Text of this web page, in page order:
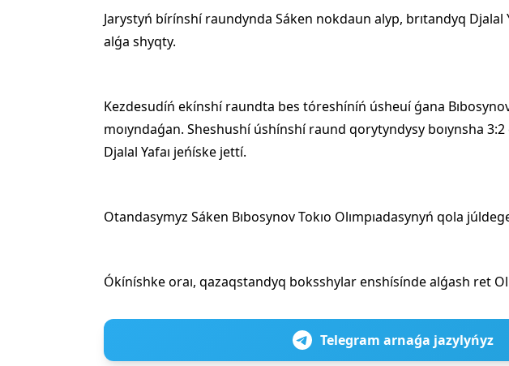
Jarystyń bírínshí raundynda Sáken nokdaun alyp, brıtandyq Djalal
alǵa shyqty.
Kezdesudíń ekínshí raundta bes tóreshíníń úsheuí ǵana
moıyndaǵan. Sheshushí úshínshí raund qorytyndysy boıynsha 3:2
Djalal Yafaı jeńíske jettí.
Otandasymyz Sáken Bıbosynov Tokıo Olımpıadasynyń qola
Ókíníshke oraı, qazaqstandyq boksshylar enshísínde alǵash ret
Telegram arnaǵa jazylyńyz